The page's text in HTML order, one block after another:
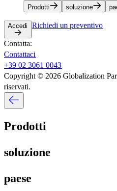
Prodotti​​ soluzione​​
Accedi​​ Richiedi un preventivo​​
Contatta:​​
Contattaci​​
+39 02 3061 0043​​
Copyright © 2026 Globalization
riservati.​​
Prodotti​​
soluzione​​
paese​​